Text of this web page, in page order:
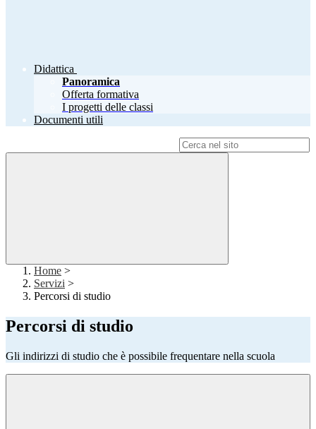
Didattica
Panoramica
Offerta formativa
I progetti delle classi
Documenti utili
Home >
Servizi >
Percorsi di studio
Percorsi di studio
Gli indirizzi di studio che è possibile frequentare nella scuola